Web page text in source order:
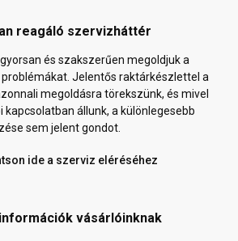
reagáló szervizháttér
és szakszerűen megoldjuk a
Jelentős raktárkészlettel a
megoldásra törekszünk, és mivel
kapcsolatban állunk, a különlegesebb
sem jelent gondot.
ide a szerviz eléréséhez
vásárlóinknak